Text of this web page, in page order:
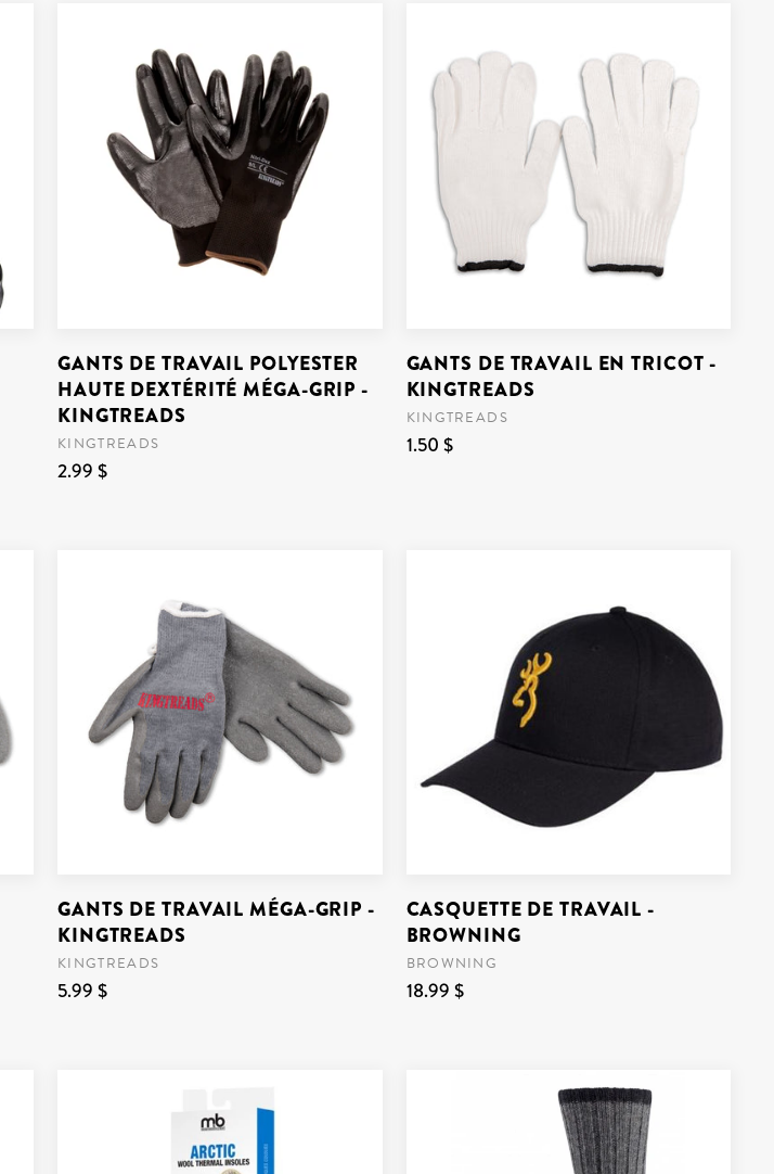
GANTS DE TRAVAIL POLYESTER
HAUTE DEXTÉRITÉ MÉGA-GRIP -
KINGTREADS
KINGTREADS
2.99 $
GANTS DE TRAVAIL EN TRICOT -
KINGTREADS
KINGTREADS
1.50 $
GANTS DE TRAVAIL MÉGA-GRIP -
KINGTREADS
KINGTREADS
5.99 $
CASQUETTE DE TRAVAIL -
BROWNING
BROWNING
18.99 $